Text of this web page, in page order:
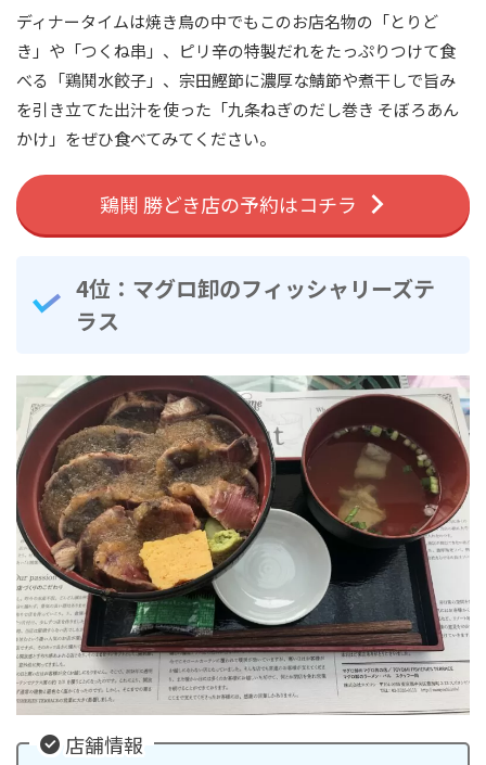
ディナータイムは焼き鳥の中でもこのお店名物の「とりど
き」や「つくね串」、ピリ辛の特製だれをたっぷりつけて食
べる「鶏鬨水餃子」、宗田鰹節に濃厚な鯖節や煮干しで旨み
を引き立てた出汁を使った「九条ねぎのだし巻き そぼろあん
かけ」をぜひ食べてみてください。
鶏鬨 勝どき店の予約はコチラ
4位：マグロ卸のフィッシャリーズテ
ラス
店舗情報